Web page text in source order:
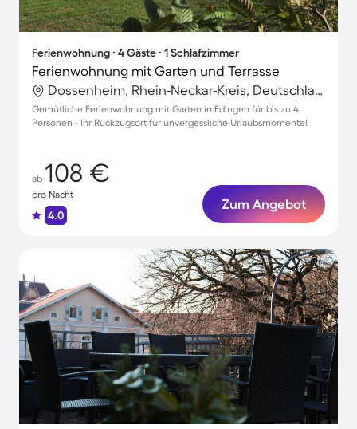
Ferienwohnung ∙ 4 Gäste ∙ 1 Schlafzimmer
Ferienwohnung mit Garten und Terrasse
Dossenheim, Rhein-Neckar-Kreis, Deutschland
Gemütliche Ferienwohnung mit Garten in Edingen für bis zu 4
Personen - Ihr Rückzugsort für unvergessliche Urlaubsmomente!
ab 108 €
pro Nacht
4.0
Zum Angebot